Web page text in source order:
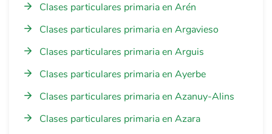
Clases particulares primaria en Arén
Clases particulares primaria en Argavieso
Clases particulares primaria en Arguis
Clases particulares primaria en Ayerbe
Clases particulares primaria en Azanuy-Alins
Clases particulares primaria en Azara